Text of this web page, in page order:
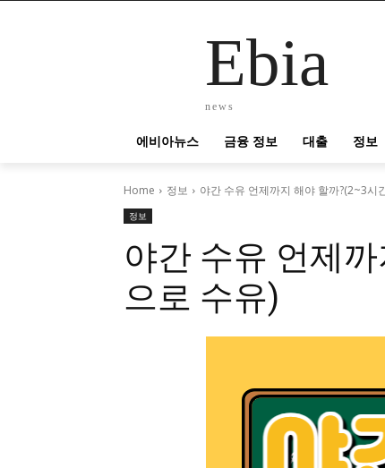
Ebia
news
에비아뉴스 금융 정보 대출 정보
Home 정보 야간 수유 언제까지 해야 할까?(2~3시
정보
야간 수유 언제
으로 수유)